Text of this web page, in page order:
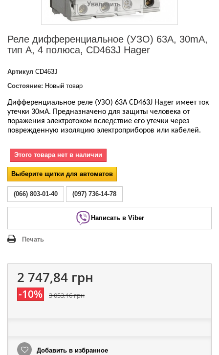
Увеличить
Реле дифференциальное (УЗО) 63A, 30mA,
тип A, 4 полюса, CD463J Hager
Артикул CD463J
Состояние: Новый товар
Дифференциальное реле (УЗО) 63А CD463J Hager имеет ток
утечки 30мА. Предназначено для защиты человека от
поражения электротоком вследствие его утечки через
поврежденную изоляцию электроприборов или кабелей.
Этого товара нет в наличии
Выберите щитки для автоматов
(066) 803-01-40 (097) 736-14-78
Написать в Viber
Печать
2 747,84 грн
-10% 3 053,16 грн
Добавить в избранное